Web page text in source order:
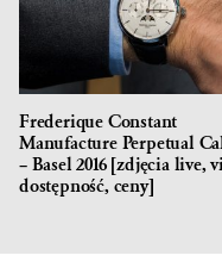
Frederique Constant
Manufacture Perpetual
– Basel 2016 [zdjęcia live,
dostępność, ceny]